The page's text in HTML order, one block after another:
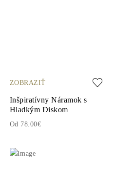
ZOBRAZIŤ
Inšpiratívny Náramok s
Hladkým Diskom
Od 78.00€